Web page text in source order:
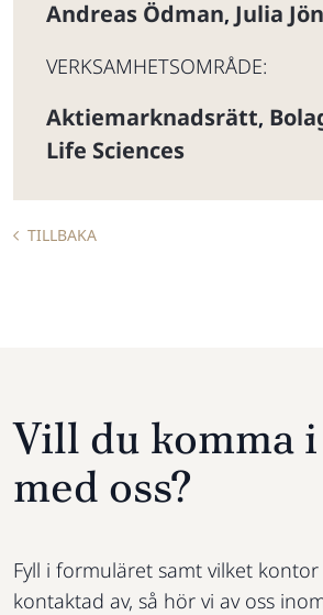
Andreas Ödman, Julia
VERKSAMHETSOMRÅDE:
Aktiemarknadsrätt,
Life Sciences
TILLBAKA
Vill du komma
med oss?
Fyll i formuläret samt vilket
kontaktad av, så hör vi av oss